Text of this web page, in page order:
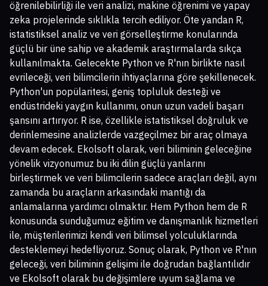
öğrenilebilirliği ile veri analizi, makine öğrenimi ve yapay
zeka projelerinde sıklıkla tercih ediliyor. Öte yandan R,
istatistiksel analiz ve veri görselleştirme konularında
güçlü bir üne sahip ve akademik araştırmalarda sıkça
kullanılmakta. Gelecekte Python ve R'nın birlikte nasıl
evrileceği, veri bilimcilerin ihtiyaçlarına göre şekillenecek.
Python'un popülaritesi, geniş topluluk desteği ve
endüstrideki yaygın kullanımı, onun uzun vadeli başarı
şansını artırıyor. R ise, özellikle istatistiksel doğruluk ve
derinlemesine analizlerde vazgeçilmez bir araç olmaya
devam edecek. Ekolsoft olarak, veri biliminin geleceğine
yönelik vizyonumuz bu iki dilin güçlü yanlarını
birleştirmek ve veri bilimcilerin sadece araçları değil, aynı
zamanda bu araçların arkasındaki mantığı da
anlamalarına yardımcı olmaktır. Hem Python hem de R
konusunda sunduğumuz eğitim ve danışmanlık hizmetleri
ile, müşterilerimizi kendi veri bilimsel yolculuklarında
desteklemeyi hedefliyoruz. Sonuç olarak, Python ve R'nın
geleceği, veri biliminin gelişimi ile doğrudan bağlantılıdır
ve Ekolsoft olarak bu değişimlere uyum sağlama ve